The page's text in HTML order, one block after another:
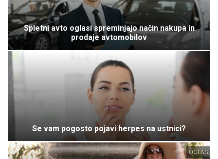
Spletni avto oglasi spreminjajo način nakupa in
prodaje avtomobilov
Se vam pogosto pojavi herpes na ustnici?
OGLAS